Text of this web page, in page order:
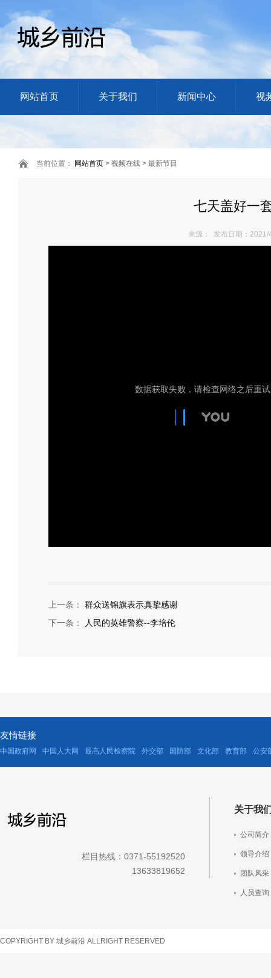
网站首页 关于我们 新闻中心 视
当前位置： 网站首页 > 视频在线 > 最新节目
七天盖好一
来源： 发布日期：
上一条： 群众送锦旗表示真挚感谢
下一条：
人民的英雄警察--李培伦
友情链接
中国政府网 中国人大网 最高人民检察院 外交部 国防部 文化部 教育部 公安
栏目热线：0371-55192520
13633819652
关于我
公司简介
领导介绍
团队风采
人员查询
COPYRIGHT BY 城乡前沿 ALLRIGHT RESERVED